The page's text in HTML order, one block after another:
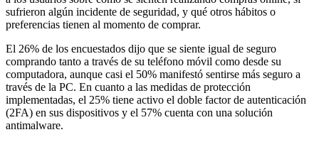
sufrieron algún incidente de seguridad, y qué otros hábitos o
preferencias tienen al momento de comprar.
El 26% de los encuestados dijo que se siente igual de seguro
comprando tanto a través de su teléfono móvil como desde su
computadora, aunque casi el 50% manifestó sentirse más seguro a
través de la PC. En cuanto a las medidas de protección
implementadas, el 25% tiene activo el doble factor de autenticación
(2FA) en sus dispositivos y el 57% cuenta con una solución
antimalware.